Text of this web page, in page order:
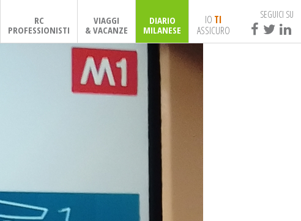
RC
PROFESSIONISTI
VIAGGI
& VACANZE
DIARIO
MILANESE
IO TI
ASSICURO
SEGUICI SU